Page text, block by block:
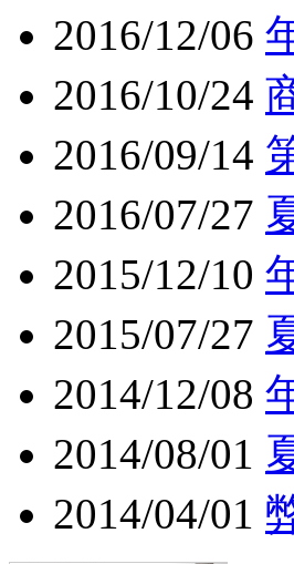
2016/12/06
2016/10/24
2016/09/14
2016/07/27
2015/12/10
2015/07/27
2014/12/08
2014/08/01
2014/04/01